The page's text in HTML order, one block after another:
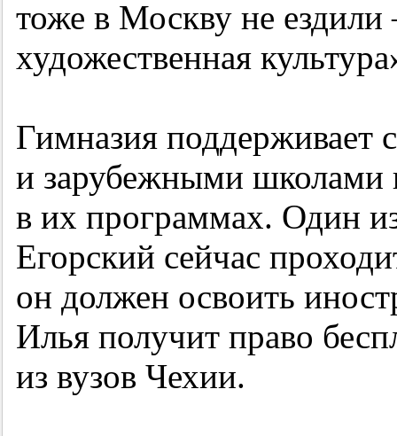
тоже в Москву не
художественная
Гимназия поддерживает
и зарубежными школами
в их программах. Один
Егорский сейчас
он должен освоить
Илья получит право
из вузов Чехии.